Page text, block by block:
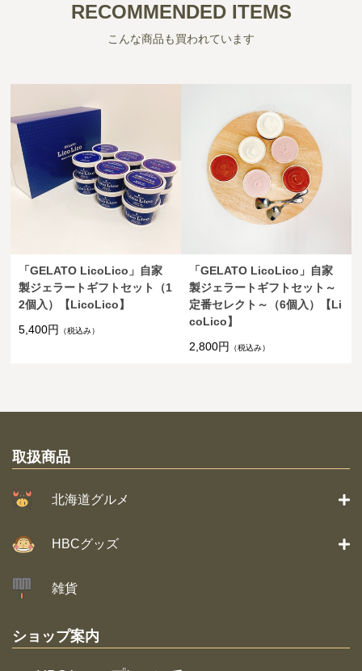
RECOMMENDED ITEMS
こんな商品も買われています
「GELATO LicoLico」自家
製ジェラートギフトセット（1
2個入）【LicoLico】
5,400円
（税込み）
「GELATO LicoLico」自家
製ジェラートギフトセット～
定番セレクト～（6個入）【Li
coLico】
2,800円
（税込み）
取扱商品
北海道グルメ
HBCグッズ
雑貨
ショップ案内